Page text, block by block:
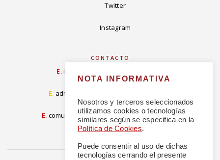
Twitter
Instagram
CONTACTO
E.info@concordiarealespanola.es
E. admision@concordiarealespanola.es
E. comunicacion@concordiarealespanola.es
NOTA INFORMATIVA
Nosotros y terceros seleccionados
utilizamos cookies o tecnologías
similares según se especifica en la
Política de Cookies.
Puede consentir al uso de dichas
tecnologías cerrando el presente